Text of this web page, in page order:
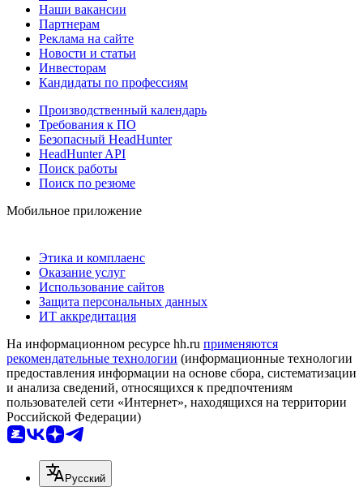
Наши вакансии
Партнерам
Реклама на сайте
Новости и статьи
Инвесторам
Кандидаты по профессиям
Производственный календарь
Требования к ПО
Безопасный HeadHunter
HeadHunter API
Поиск работы
Поиск по резюме
Мобильное приложение
Этика и комплаенс
Оказание услуг
Использование сайтов
Защита персональных данных
ИТ аккредитация
На информационном ресурсе hh.ru применяются
рекомендательные технологии (информационные технологии
предоставления информации на основе сбора, систематизации
и анализа сведений, относящихся к предпочтениям
пользователей сети «Интернет», находящихся на территории
Российской Федерации)
Русский